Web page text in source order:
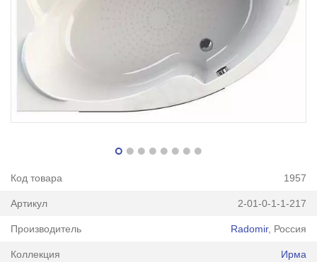
Код товара 1957
Артикул 2-01-0-1-1-217
Производитель Radomir, Россия
Коллекция Ирма